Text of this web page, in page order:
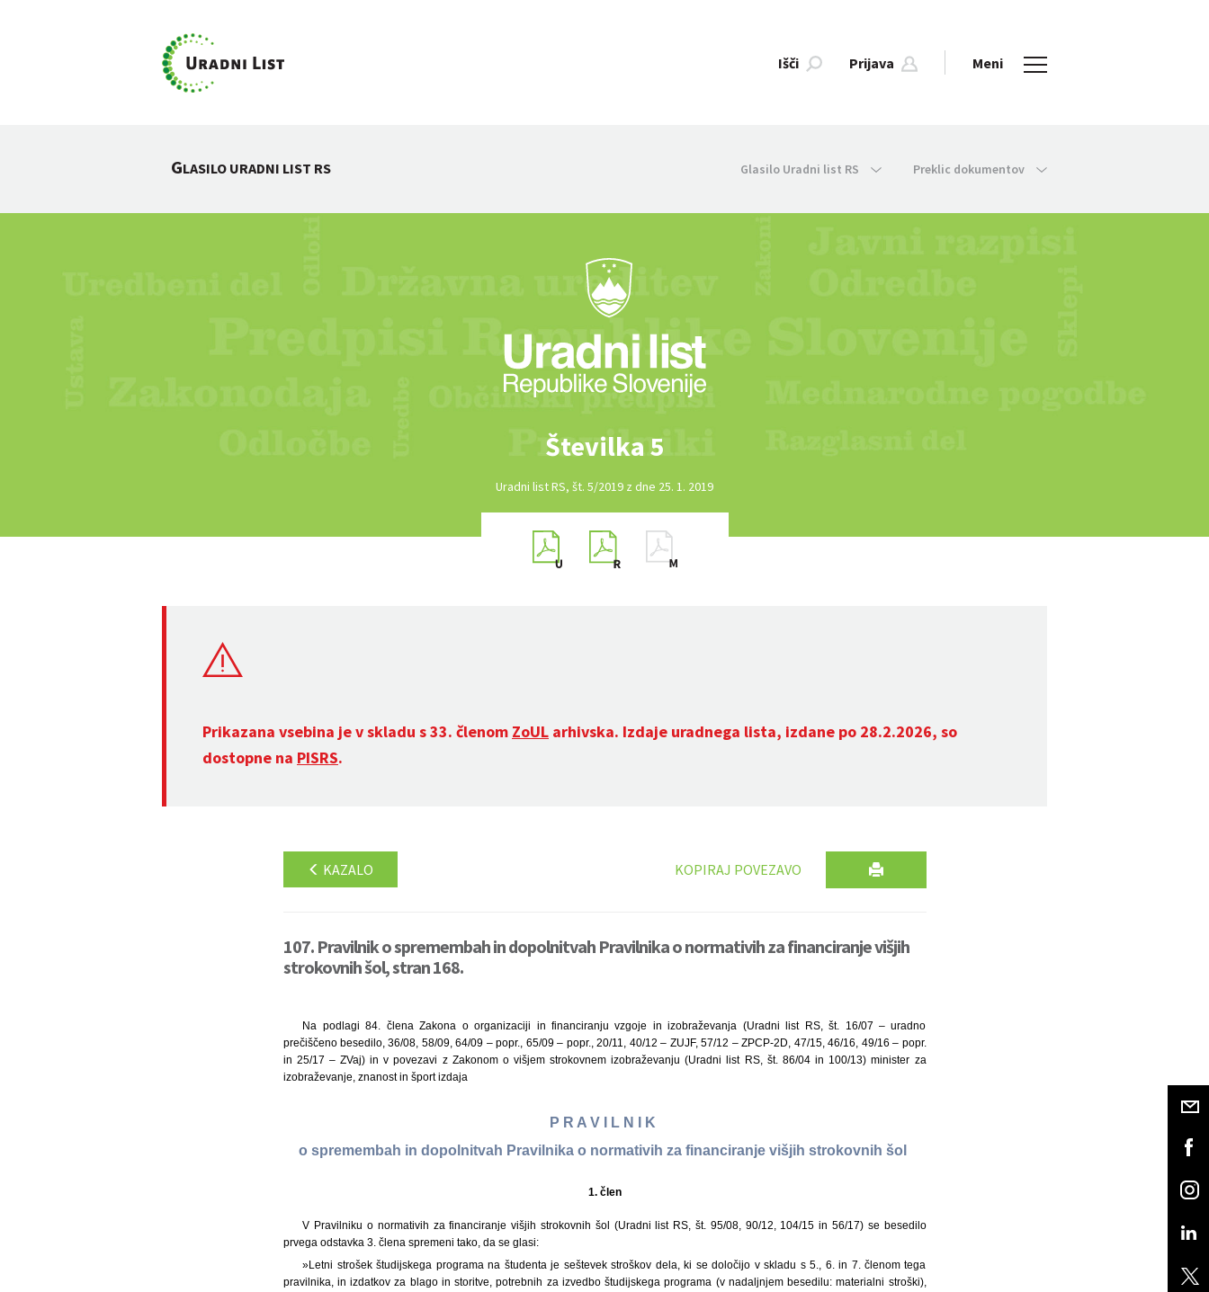
Išči Prijava Meni
GLASILO URADNI LIST RS Glasilo Uradni list RS Preklic dokumentov
Številka 5
Uradni list RS, št. 5/2019 z dne 25. 1. 2019
Prikazana vsebina je v skladu s 33. členom ZoUL arhivska. Izdaje uradnega lista, izdane po 28.2.2026, so
dostopne na PISRS.
KAZALO KOPIRAJ POVEZAVO
107. Pravilnik o spremembah in dopolnitvah Pravilnika o normativih za financiranje višjih
strokovnih šol, stran 168.
Na podlagi 84. člena Zakona o organizaciji in financiranju vzgoje in izobraževanja (Uradni list RS, št. 16/07 – uradno
prečiščeno besedilo, 36/08, 58/09, 64/09 – popr., 65/09 – popr., 20/11, 40/12 – ZUJF, 57/12 – ZPCP-2D, 47/15, 46/16, 49/16 – popr.
in 25/17 – ZVaj) in v povezavi z Zakonom o višjem strokovnem izobraževanju (Uradni list RS, št. 86/04 in 100/13) minister za
izobraževanje, znanost in šport izdaja
P R A V I L N I K
o spremembah in dopolnitvah Pravilnika o normativih za financiranje višjih strokovnih šol
1. člen
V Pravilniku o normativih za financiranje višjih strokovnih šol (Uradni list RS, št. 95/08, 90/12, 104/15 in 56/17) se besedilo
prvega odstavka 3. člena spremeni tako, da se glasi:
»Letni strošek študijskega programa na študenta je seštevek stroškov dela, ki se določijo v skladu s 5., 6. in 7. členom tega
pravilnika, in izdatkov za blago in storitve, potrebnih za izvedbo študijskega programa (v nadaljnjem besedilu: materialni stroški),